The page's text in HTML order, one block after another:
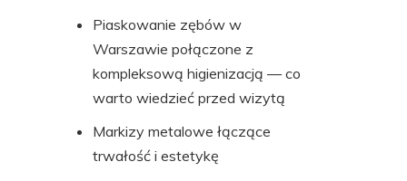
Piaskowanie zębów w
Warszawie połączone z
kompleksową higienizacją — co
warto wiedzieć przed wizytą
Markizy metalowe łączące
trwałość i estetykę